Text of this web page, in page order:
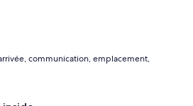
enough. It provides you a beautiful
hold the ceremony and allows you to
make the wedding unique to your
to visit again some day!
communication, emplacement,